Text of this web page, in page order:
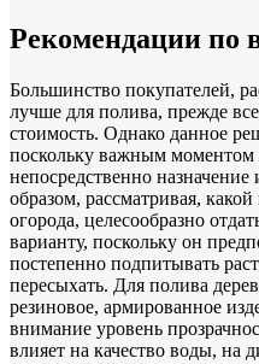
Рекомендации по
Большинство покупателей,
лучше для полива, прежде
стоимость. Однако данное
поскольку важным моментом
непосредственно
образом, рассматривая,
огорода, целесообразно
варианту, поскольку он
постепенно подпитывать
пересыхать. Для полива
резиновое, армированное
внимание уровень
влияет на качество воды, на